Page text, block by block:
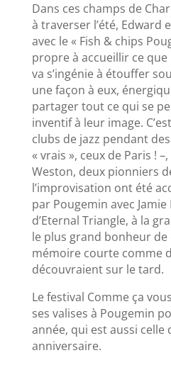
Dans ces champs de
à traverser l’été, Edward
avec le « Fish & chips
propre à accueillir ce
va s’ingénie à étouffer
une façon à eux,
partager tout ce qui se
inventif à leur image.
clubs de jazz pendant
« vrais », ceux de Paris !
Weston, deux pionniers
l’improvisation ont été
par Pougemin avec
d’Eternal Triangle, à la
le plus grand bonheur de
mémoire courte comme
découvraient sur le tard.
Le festival Comme ça
ses valises à Pougemin
année, qui est aussi celle
anniversaire.